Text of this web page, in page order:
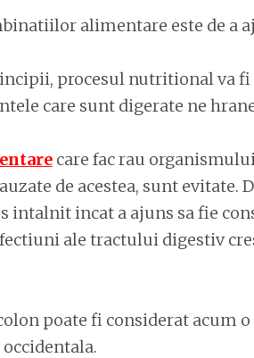
alimentare este de a
procesul nutritional va fi
care sunt digerate ne
care fac rau
de acestea, sunt evitate.
intalnit incat a ajuns sa fie
ale tractului digestiv
poate fi considerat acum o